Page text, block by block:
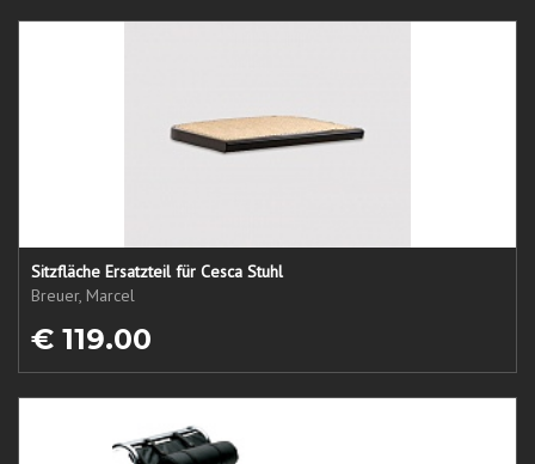
Sitzfläche Ersatzteil für Cesca Stuhl
Breuer, Marcel
€ 119.00